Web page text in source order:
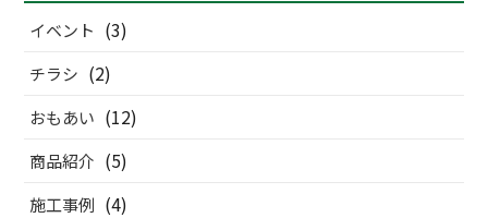
イベント (3)
チラシ (2)
おもあい (12)
商品紹介 (5)
施工事例 (4)